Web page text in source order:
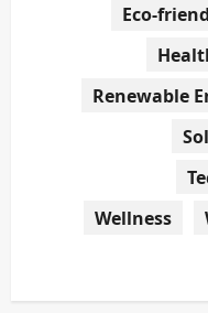
Eco-
Renewable
Wellness